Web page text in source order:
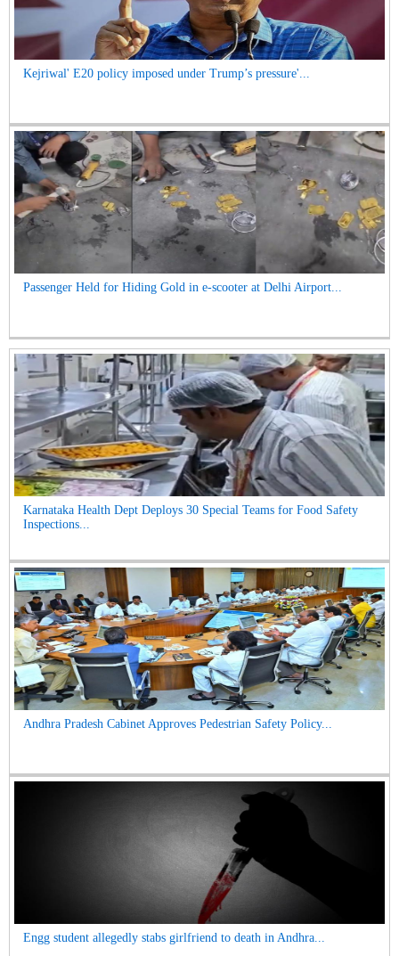
Kejriwal' E20 policy imposed under Trump’s pressure'...
Passenger Held for Hiding Gold in e-scooter at Delhi Airport...
Karnataka Health Dept Deploys 30 Special Teams for Food Safety
Inspections...
Andhra Pradesh Cabinet Approves Pedestrian Safety Policy...
Engg student allegedly stabs girlfriend to death in Andhra...